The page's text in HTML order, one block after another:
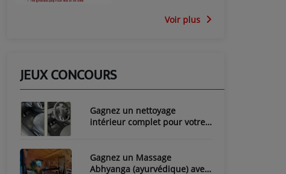
Voir plus
JEUX CONCOURS
Gagnez un nettoyage
intérieur complet pour votre
Gagnez un Massage
Abhyanga (ayurvédique) avec